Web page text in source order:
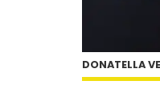
DONATELLA